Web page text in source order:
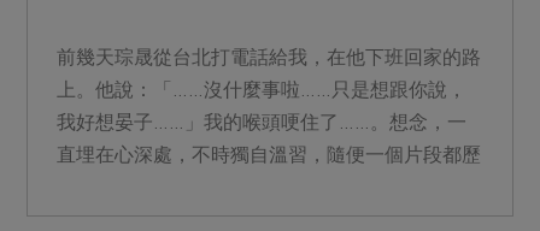
前幾天琮晟從台北打電話給我，在他下班回家的路
上。他說：「……沒什麼事啦……只是想跟你說，
我好想晏子……」我的喉頭哽住了……。想念，一
直埋在心深處，不時獨自溫習，隨便一個片段都歷